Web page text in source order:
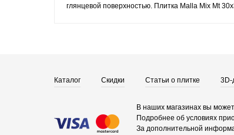
глянцевой поверхностью. Плитка Malla Mix Mt
Каталог Скидки Статьи о плитке 3D-
В наших магазинах вы
Подробнее об условиях
За дополнительной